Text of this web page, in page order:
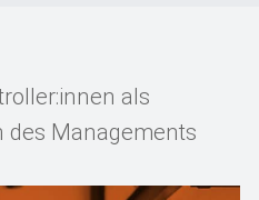
als
des Managements